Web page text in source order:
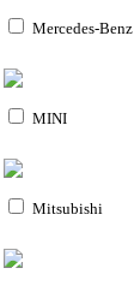
Mercedes-Benz
MINI
Mitsubishi